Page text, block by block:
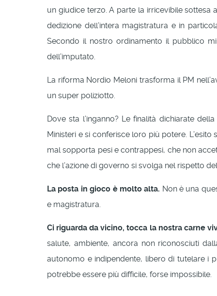
un giudice terzo. A parte la irricevibile sottesa
dedizione dell’intera magistratura e in
Secondo il nostro ordinamento il pubblico
dell’imputato.
La riforma Nordio Meloni trasforma il PM
un super poliziotto.
Dove sta l’inganno? Le finalità dichiarate
Ministeri e si conferisce loro più potere.
mal sopporta pesi e contrappesi, che non
che l’azione di governo si svolga nel rispetto
La posta in gioco è molto alta. Non è una
e magistratura.
Ci riguarda da vicino, tocca la nostra carne
salute, ambiente, ancora non riconosciuti
autonomo e indipendente, libero di tutelare i
potrebbe essere più difficile, forse impossibile.